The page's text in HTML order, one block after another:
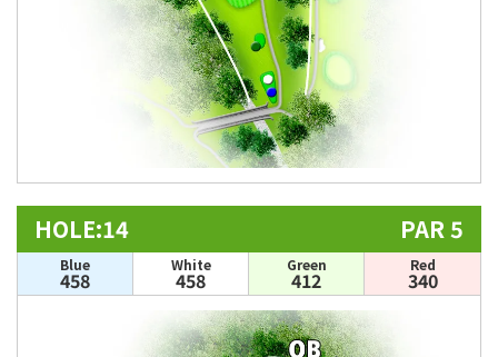
HOLE:14 PAR 5
Blue
458
White
458
Green
412
Red
340